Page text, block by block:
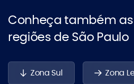
Conheça também
regiões de São Paulo
Zona Sul Zona